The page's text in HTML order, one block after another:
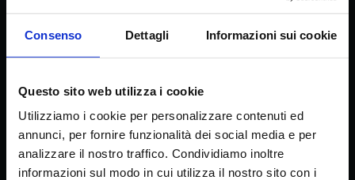
Consenso Dettagli Informazioni sui cookie
Questo sito web utilizza i cookie
Utilizziamo i cookie per personalizzare contenuti ed
annunci, per fornire funzionalità dei social media e per
analizzare il nostro traffico. Condividiamo inoltre
informazioni sul modo in cui utilizza il nostro sito con i
CREA
Headquarters